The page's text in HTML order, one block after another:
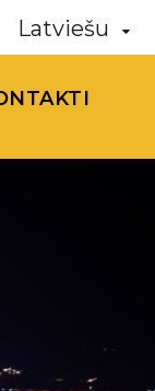
Latviešu